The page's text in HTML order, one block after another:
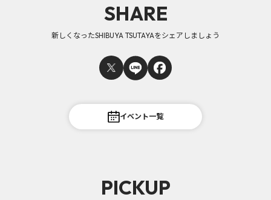
SHARE
新しくなったSHIBUYA TSUTAYAをシェアしましょう
イベント一覧
PICKUP